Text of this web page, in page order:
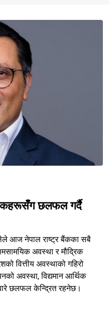
छलफल गर्दै
आज नेपाल राष्ट्र बैंकका सबै
अवस्था र मौद्रिक
वित्तीय अवस्थाको गहिरो
अवस्था, विद्यमान आर्थिक
छलफल केन्द्रित रहनेछ।